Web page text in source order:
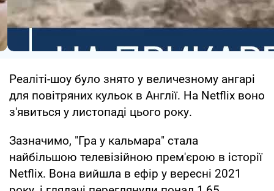
Реаліті-шоу було знято у величезному ангарі
для повітряних кульок в Англії. На Netflix воно
з'явиться у листопаді цього року.
Зазначимо, "Гра у кальмара" стала
найбільшою телевізійною прем'єрою в історії
Netflix. Вона вийшла в ефір у вересні 2021